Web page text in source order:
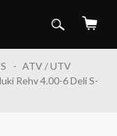
ATV / UTV
Rehv 4.00-6 Deli S-